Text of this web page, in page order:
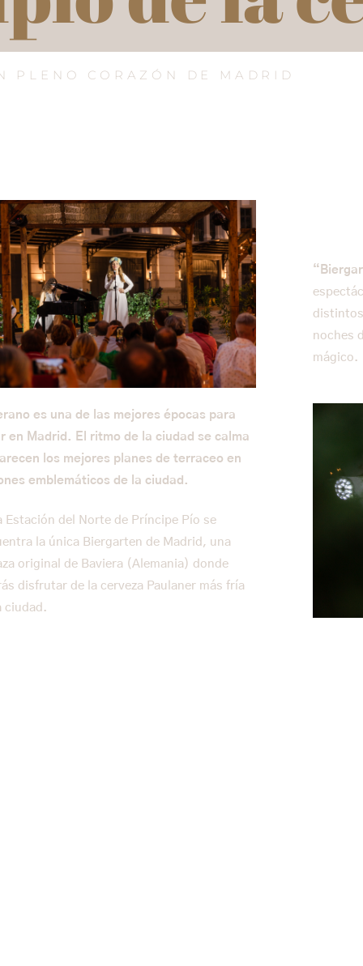
PLENO CORAZÓN DE MADRID
es una de las mejores épocas para
en Madrid. El ritmo de la ciudad se calma
los mejores planes de terraceo en
emblemáticos de la ciudad.
Estación del Norte de Príncipe Pío se
la única Biergarten de Madrid, una
original de Baviera (Alemania) donde
disfrutar de la cerveza Paulaner más fría
ciudad.
noches
mágico.